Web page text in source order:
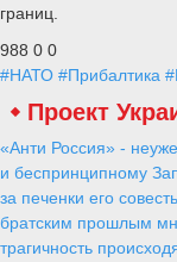
границ.
988 0 0
#НАТО #Прибалтика
Проект
«Анти Россия» -
и беспринципному
за печенки его
братским прошлым
трагичность